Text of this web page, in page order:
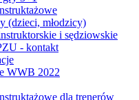
(dzieci, młodzicy)
i sędziowskie
- kontakt
WWB 2022
dla trenerów